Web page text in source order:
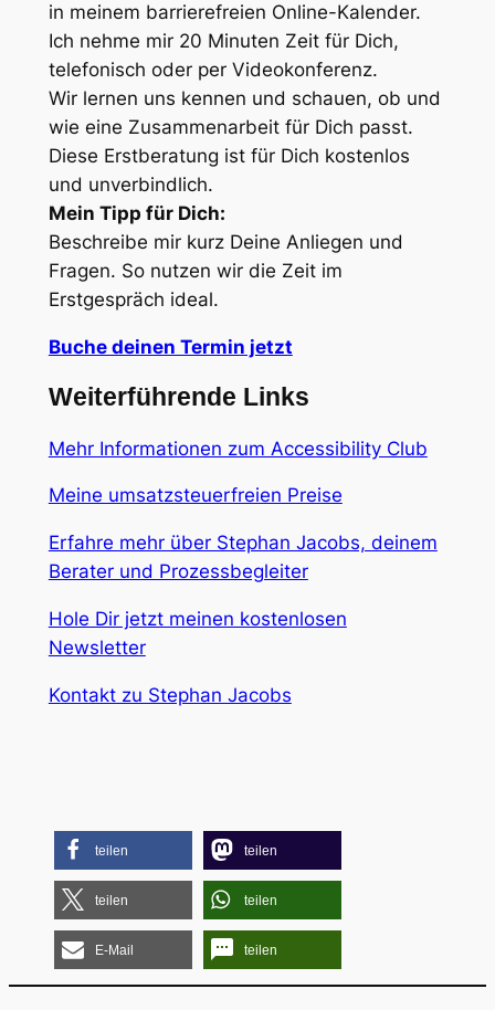
in meinem barrierefreien Online-Kalender.
Ich nehme mir 20 Minuten Zeit für Dich,
telefonisch oder per Videokonferenz.
Wir lernen uns kennen und schauen, ob und
wie eine Zusammenarbeit für Dich passt.
Diese Erstberatung ist für Dich kostenlos
und unverbindlich.
Mein Tipp für Dich:
Beschreibe mir kurz Deine Anliegen und
Fragen. So nutzen wir die Zeit im
Erstgespräch ideal.
Buche deinen Termin jetzt
Weiterführende Links
Mehr Informationen zum Accessibility Club
Meine umsatzsteuerfreien Preise
Erfahre mehr über Stephan Jacobs, deinem
Berater und Prozessbegleiter
Hole Dir jetzt meinen kostenlosen
Newsletter
Kontakt zu Stephan Jacobs
teilen teilen
teilen teilen
E-Mail teilen